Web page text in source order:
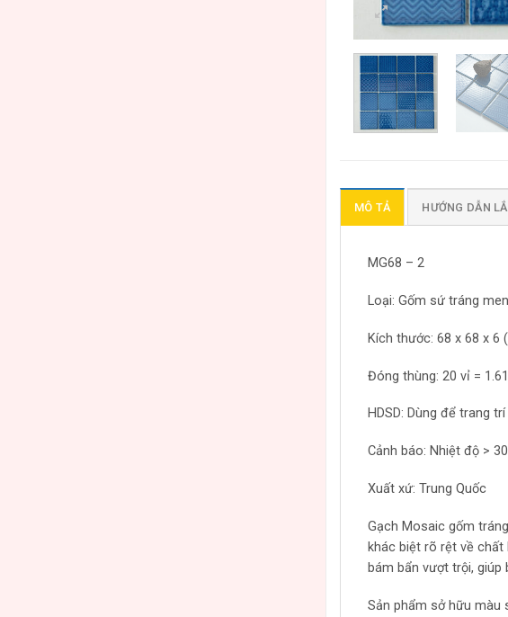
MÔ TẢ HƯỚNG DẪN
MG68 – 2
Loại: Gốm sứ tráng
Kích thước: 68 x 68 x 6
Đóng thùng: 20 vỉ =
HDSD: Dùng để trang
Cảnh báo: Nhiệt độ >
Xuất xứ: Trung Quốc
Gạch Mosaic gốm
khác biệt rõ rệt về
bám bẩn vượt trội, giúp
Sản phẩm sở hữu màu